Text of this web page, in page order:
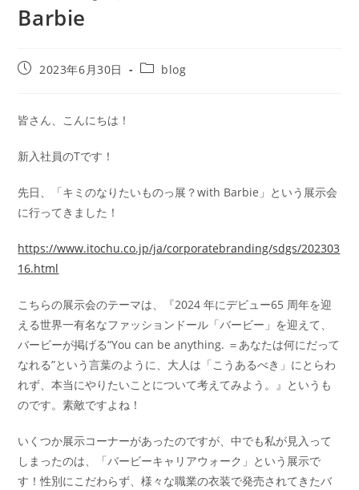
Barbie
2023年6月30日 blog
皆さん、こんにちは！
新入社員のTです！
先日、「キミのなりたいものっ展？with Barbie」という展示会
に行ってきました！
https://www.itochu.co.jp/ja/corporatebranding/sdgs/202303
16.html
こちらの展示会のテーマは、『2024 年にデビュー65 周年を迎
える世界一有名なファッションドール「バービー」を迎えて、
バービーが掲げる“You can be anything. ＝あなたは何にだって
なれる”という言葉のように、大人は「こうあるべき」にとらわ
れず、本当にやりたいことについて考えてみよう。』というも
のです。素敵ですよね！
いくつか展示コーナーがあったのですが、中でも私が見入って
しまったのは、「バービーキャリアウォーク」という展示で
す！性別にこだわらず、様々な職業の衣装で発売されてきたバ